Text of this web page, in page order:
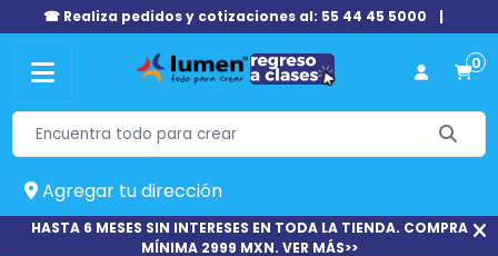
☎ Realiza pedidos y cotizaciones al: 55 44 45 5000 |
0
Agregar tu dirección
HASTA 6 MESES SIN INTERESES EN TODA LA TIENDA. COMPRA
MÍNIMA 2999 MXN. VER MÁS>>